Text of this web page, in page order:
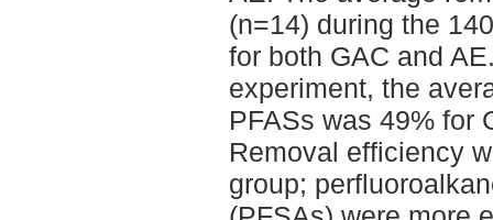
(n=14) during the
for both GAC and
experiment, the
PFASs was 49% for
Removal efficiency
group;